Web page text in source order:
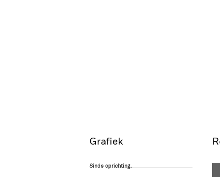
Grafiek
Sinds oprichting.
Sinds oprichting.